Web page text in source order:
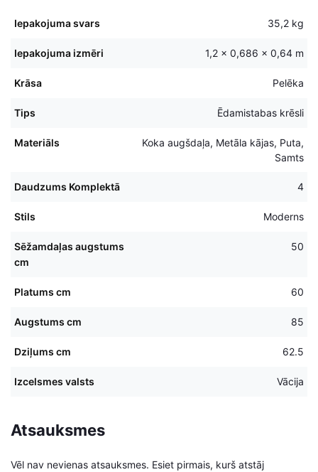
Iepakojuma svars 35,2 kg
Iepakojuma izmēri 1,2 × 0,686 × 0,64 m
Krāsa Pelēka
Tips Ēdamistabas krēsli
Materiāls
Koka augšdaļa, Metāla kājas, Puta,
Samts
Daudzums Komplektā 4
Stils Moderns
Sēžamdaļas augstums
cm
50
Platums cm 60
Augstums cm 85
Dziļums cm 62.5
Izcelsmes valsts Vācija
Atsauksmes
Vēl nav nevienas atsauksmes. Esiet pirmais, kurš atstāj